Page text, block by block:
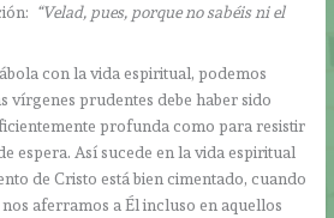
“Velad, pues, porque no sabéis ni el
con la vida espiritual, podemos
vírgenes prudentes debe haber sido
profunda como para resistir
espera. Así sucede en la vida espiritual
de Cristo está bien cimentado, cuando
aferramos a Él incluso en aquellos